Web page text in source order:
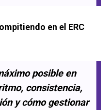
en el ERC
posible en
consistencia,
y cómo gestionar